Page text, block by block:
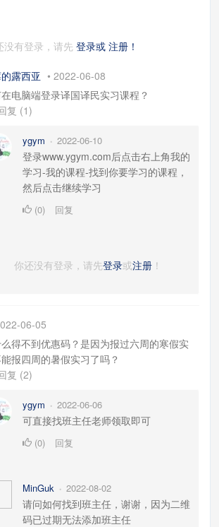
没有登录，请先 登录或 注册！
露西亚 • 2022-06-08
电脑端登录译国译民实习课程？
复 (1)
ygym • 2022-06-10
登录www.ygym.com后点击右上角我的
学习-我的课程-找到你要学习的课程，
然后点击继续学习
(0) 回复
你还没有登录，请先登录或注册！
06-05
得不到优惠码？是因为报过六周的寒假实
报四周的暑假实习了吗？
复 (2)
ygym • 2022-06-06
可直接找班主任老师领取即可
(0) 回复
MinGuk • 2022-08-02
请问如何找到班主任，谢谢，因为二维
码已过期无法添加班主任